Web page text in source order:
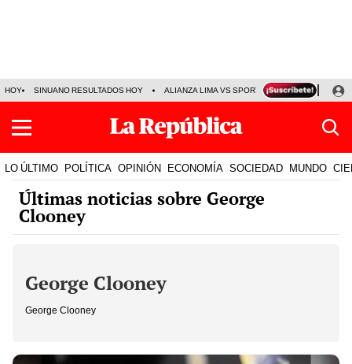
HOY SINUANO RESULTADOS HOY ALIANZA LIMA VS SPORT BOYS JORGE
LO ÚLTIMO POLÍTICA OPINIÓN ECONOMÍA SOCIEDAD MUNDO
Últimas noticias sobre George
Clooney
George Clooney
George Clooney